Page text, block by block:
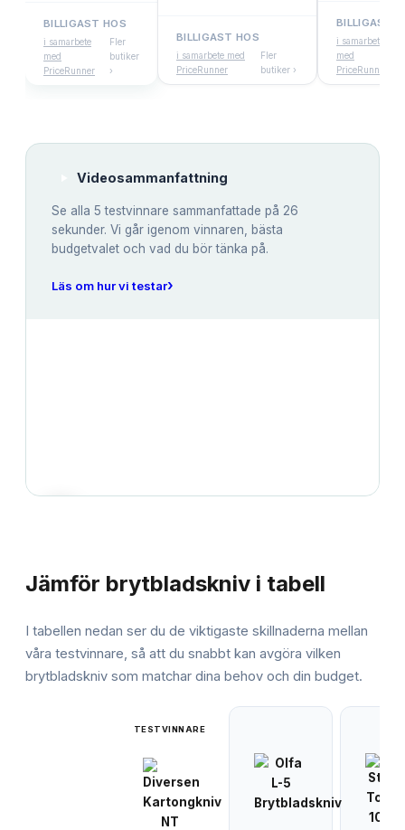
BILLIGAST HOS
i samarbete
med
PriceRunner
Fler
butiker
›
BILLIGAST HOS
i samarbete med
PriceRunner
Fler
butiker ›
BILLIGAST
i samarbete
med
PriceRunner
Videosammanfattning
Se alla 5 testvinnare sammanfattade på 26
sekunder. Vi går igenom vinnaren, bästa
budgetvalet och vad du bör tänka på.
Läs om hur vi testar›
Jämför brytbladskniv i tabell
I tabellen nedan ser du de viktigaste skillnaderna mellan
våra testvinnare, så att du snabbt kan avgöra vilken
brytbladskniv som matchar dina behov och din budget.
TESTVINNARE